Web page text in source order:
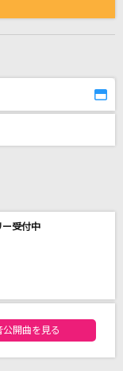
受付中
キング
公開曲を見る